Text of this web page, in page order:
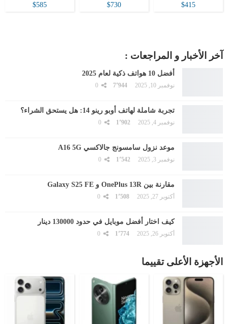
$415
$730
$585
آخر الأخبار و المراجعات :
أفضل 10 هواتف ذكية لعام 2025
نوفمبر 10, 2025 7٬944
تجربة شاملة لهاتف أوبو رينو 14: هل يستحق الشراء؟
نوفمبر 4, 2025 1٬902
موعد نزول سامسونج جالاكسي A16 5G
نوفمبر 3, 2025 1٬542
مقارنة بين OnePlus 13R و Galaxy S25 FE
أكتوبر 27, 2025 1٬508
كيف اختار أفضل موبايل في حدود 130000 دينار
أكتوبر 26, 2025 1٬774
الأجهزة الأعلى تقييما